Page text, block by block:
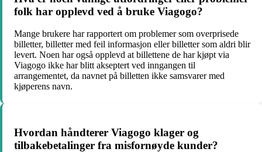
folk har opplevd ved å bruke Viagogo?
Mange brukere har rapportert om problemer som overprisede
billetter, billetter med feil informasjon eller billetter som aldri blir
levert. Noen har også opplevd at billettene de har kjøpt via
Viagogo ikke har blitt akseptert ved inngangen til
arrangementet, da navnet på billetten ikke samsvarer med
kjøperens navn.
Hvordan håndterer Viagogo klager og
tilbakebetalinger fra misfornøyde kunder?